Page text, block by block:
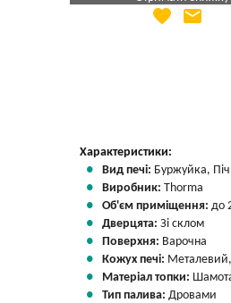
Яка Ваша ціна
favorite email
Характеристики:
Вид печі: Буржуйка,
Виробник: Thorma
Об'єм приміщення: до
Дверцята: Зі склом
Поверхня: Варочна
Кожух печі:
Матеріал топки:
Тип палива: Дровами